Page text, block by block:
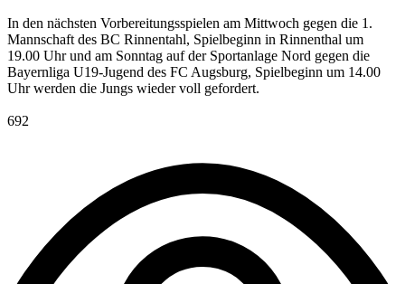
In den nächsten Vorbereitungsspielen am Mittwoch gegen die 1.
Mannschaft des BC Rinnentahl, Spielbeginn in Rinnenthal um
19.00 Uhr und am Sonntag auf der Sportanlage Nord gegen die
Bayernliga U19-Jugend des FC Augsburg, Spielbeginn um 14.00
Uhr werden die Jungs wieder voll gefordert.
692